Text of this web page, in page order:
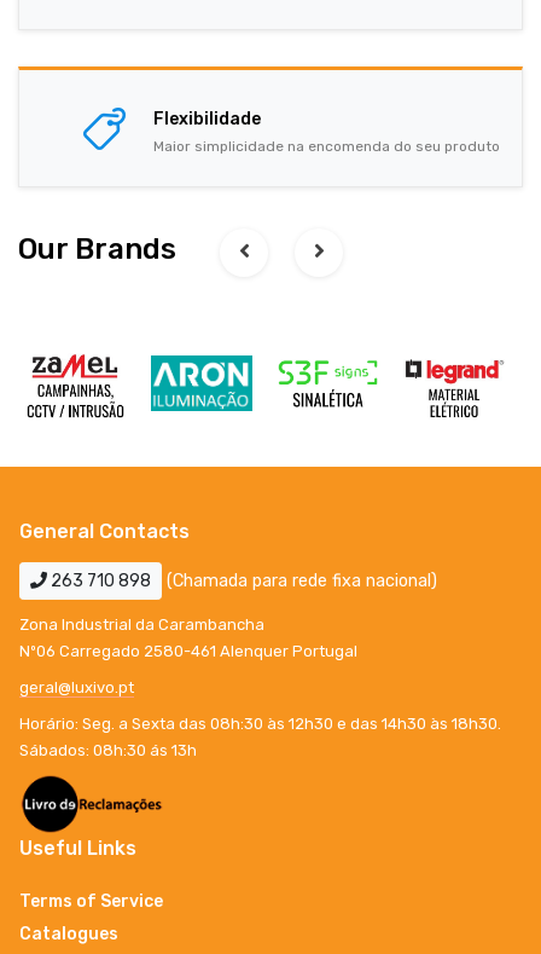
Flexibilidade
Maior simplicidade na encomenda do seu produto
Our Brands
General Contacts
263 710 898 (Chamada para rede fixa nacional)
Zona Industrial da Carambancha
Nº06 Carregado 2580-461 Alenquer Portugal
geral@luxivo.pt
Horário: Seg. a Sexta das 08h:30 às 12h30 e das 14h30 às 18h30.
Sábados: 08h:30 ás 13h
Useful Links
Terms of Service
Catalogues